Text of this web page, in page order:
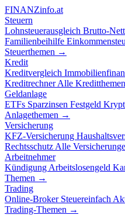
FINANZinfo.at
Steuern
Lohnsteuerausgleich Brutto-
Familienbeihilfe
Steuerthemen →
Kredit
Kreditvergleich
KreditrechnerAlle
Geldanlage
ETFs Sparzinsen Festgeld
Anlagethemen →
Versicherung
KFZ-Versicherung
Rechtsschutz Alle
Arbeitnehmer
Kündigung Arbeitslosengeld
Themen →
Trading
Online-Broker Steuereinfach
Trading-Themen →